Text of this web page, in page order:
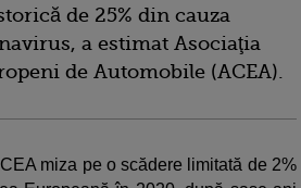
de 25% din cauza
a estimat Asociaţia
de Automobile (ACEA).
miza pe o scădere limitată de 2%